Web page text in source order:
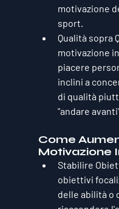
motivazione
sport.
Qualità sopra
motivazione
piacere
inclini a
di qualità
"andare
Come
Motivazione
Stabilire
obiettivi
delle abilità o